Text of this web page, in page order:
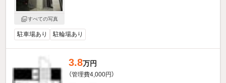
すべての写真
駐車場あり 駐輪場あり
3.8万円
（管理費4,000円）